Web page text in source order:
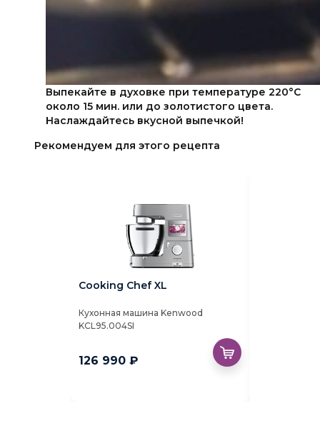
Выпекайте в духовке при температуре 220°С
около 15 мин. или до золотистого цвета.
Наслаждайтесь вкусной выпечкой!
Рекомендуем для этого рецепта
Cooking Chef XL
Кухонная машина Kenwood
KCL95.004SI
126 990 ₽